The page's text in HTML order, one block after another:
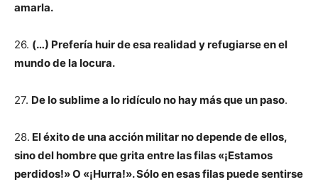
amarla.
26. (…) Prefería huir de esa realidad y refugiarse en el
mundo de la locura.
27. De lo sublime a lo ridículo no hay más que un paso.
28. El éxito de una acción militar no depende de ellos,
sino del hombre que grita entre las filas «¡Estamos
perdidos!» O «¡Hurra!». Sólo en esas filas puede sentirse